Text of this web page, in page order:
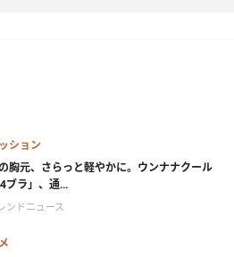
ション
胸元、さらっと軽やかに。ウンナナクール
ブラ」、通...
ンドニュース